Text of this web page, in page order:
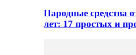
Народные средства
лет: 17 простых и